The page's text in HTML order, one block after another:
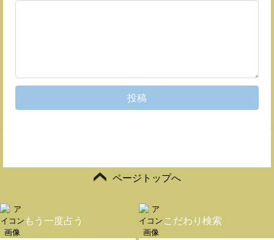
投稿
ページトップへ
もう一度占う こだわり検索